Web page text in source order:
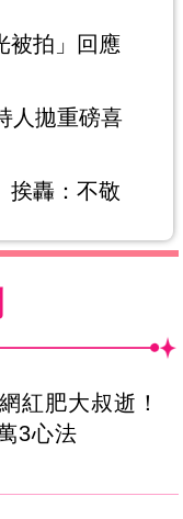
被拍」回應
人拋重磅喜
轟：不敬
紅肥大叔逝！
3心法